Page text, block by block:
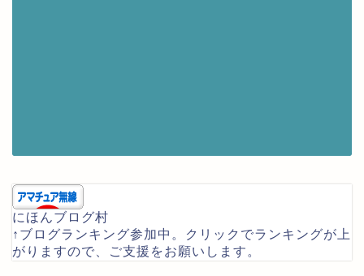
にほんブログ村
↑ブログランキング参加中。クリックでランキングが上
がりますので、ご支援をお願いします。